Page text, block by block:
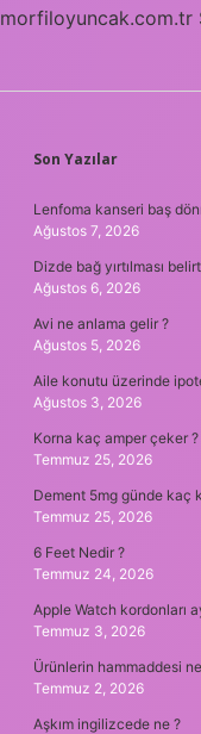
morfiloyuncak.com.tr
Son Yazılar
Lenfoma kanseri baş
Ağustos 7, 2026
Dizde bağ yırtılması
Ağustos 6, 2026
Avi ne anlama gelir ?
Ağustos 5, 2026
Aile konutu üzerinde
Ağustos 3, 2026
Korna kaç amper çeker ?
Temmuz 25, 2026
Dement 5mg günde kaç
Temmuz 25, 2026
6 Feet Nedir ?
Temmuz 24, 2026
Apple Watch kordonları
Temmuz 3, 2026
Ürünlerin hammaddesi
Temmuz 2, 2026
Aşkım ingilizcede ne ?